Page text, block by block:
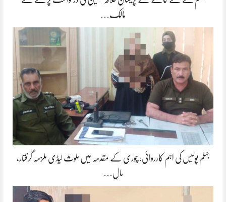
مالک…
جہلم پولیس کی اہم کارروائی، چوری کے مقدمہ میں ملوث لیڈی ملزمہ گرفتار،
مالِ…